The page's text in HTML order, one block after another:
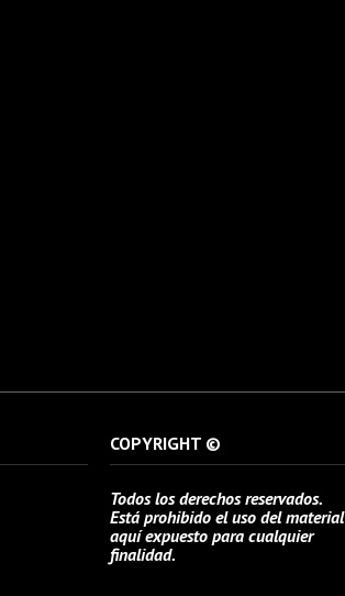
COPYRIGHT ©
Todos los derechos reservados.
Está prohibido el uso del material
aquí expuesto para cualquier
finalidad.